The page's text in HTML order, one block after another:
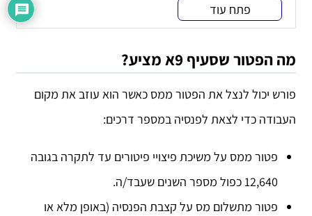
פתח עוד
מה הפטור שסעיף 9א מציע?
פורש יכול לנצל את הפטור ממס כאשר הוא עוזב את מקום
העבודה כדי לצאת לפנסיה במספר דרכים:
פטור ממס על משיכת פיצויי פיטורים עד לתקרה בגובה
12,640 כפול מספר השנים שעבד/ה.
פטור מתשלום מס על קצבת הפנסיה (באופן מלא או